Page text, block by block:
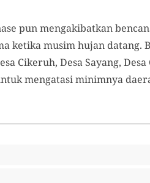
pun mengakibatkan
ketika musim hujan datang.
Cikeruh, Desa Sayang, Desa
mengatasi minimnya